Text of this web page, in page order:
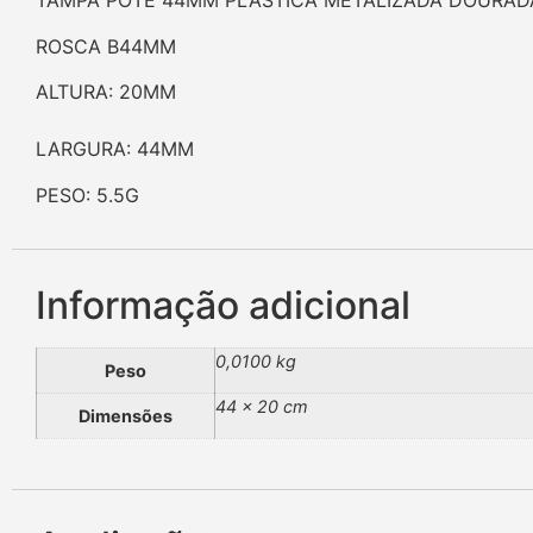
ROSCA B44MM
ALTURA: 20MM
LARGURA: 44MM
PESO: 5.5G
Informação adicional
Peso 0,0100 kg
Dimensões 44 × 20 cm